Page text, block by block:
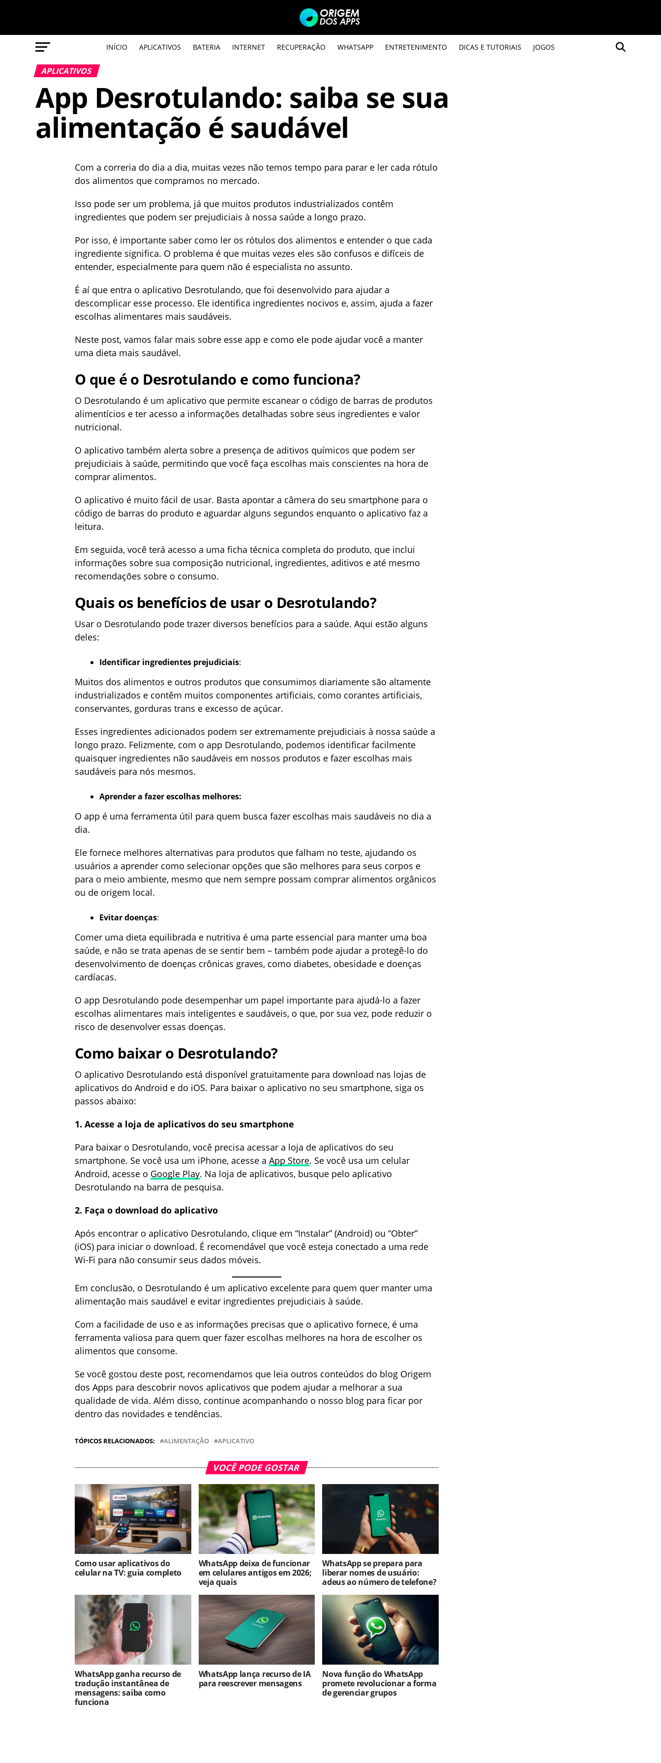
INÍCIO APLICATIVOS BATERIA INTERNET RECUPERAÇÃO WHATSAPP ENTRETENIMENTO DICAS E TUTORIAIS JOGOS
APLICATIVOS
App Desrotulando: saiba se sua
alimentação é saudável
Com a correria do dia a dia, muitas vezes não temos tempo para parar e ler cada rótulo
dos alimentos que compramos no mercado.
Isso pode ser um problema, já que muitos produtos industrializados contêm
ingredientes que podem ser prejudiciais à nossa saúde a longo prazo.
Por isso, é importante saber como ler os rótulos dos alimentos e entender o que cada
ingrediente significa. O problema é que muitas vezes eles são confusos e difíceis de
entender, especialmente para quem não é especialista no assunto.
É aí que entra o aplicativo Desrotulando, que foi desenvolvido para ajudar a
descomplicar esse processo. Ele identifica ingredientes nocivos e, assim, ajuda a fazer
escolhas alimentares mais saudáveis.
Neste post, vamos falar mais sobre esse app e como ele pode ajudar você a manter
uma dieta mais saudável.
O que é o Desrotulando e como funciona?
O Desrotulando é um aplicativo que permite escanear o código de barras de produtos
alimentícios e ter acesso a informações detalhadas sobre seus ingredientes e valor
nutricional.
O aplicativo também alerta sobre a presença de aditivos químicos que podem ser
prejudiciais à saúde, permitindo que você faça escolhas mais conscientes na hora de
comprar alimentos.
O aplicativo é muito fácil de usar. Basta apontar a câmera do seu smartphone para o
código de barras do produto e aguardar alguns segundos enquanto o aplicativo faz a
leitura.
Em seguida, você terá acesso a uma ficha técnica completa do produto, que inclui
informações sobre sua composição nutricional, ingredientes, aditivos e até mesmo
recomendações sobre o consumo.
Quais os benefícios de usar o Desrotulando?
Usar o Desrotulando pode trazer diversos benefícios para a saúde. Aqui estão alguns
deles:
Identificar ingredientes prejudiciais:
Muitos dos alimentos e outros produtos que consumimos diariamente são altamente
industrializados e contêm muitos componentes artificiais, como corantes artificiais,
conservantes, gorduras trans e excesso de açúcar.
Esses ingredientes adicionados podem ser extremamente prejudiciais à nossa saúde a
longo prazo. Felizmente, com o app Desrotulando, podemos identificar facilmente
quaisquer ingredientes não saudáveis em nossos produtos e fazer escolhas mais
saudáveis para nós mesmos.
Aprender a fazer escolhas melhores:
O app é uma ferramenta útil para quem busca fazer escolhas mais saudáveis no dia a
dia.
Ele fornece melhores alternativas para produtos que falham no teste, ajudando os
usuários a aprender como selecionar opções que são melhores para seus corpos e
para o meio ambiente, mesmo que nem sempre possam comprar alimentos orgânicos
ou de origem local.
Evitar doenças:
Comer uma dieta equilibrada e nutritiva é uma parte essencial para manter uma boa
saúde, e não se trata apenas de se sentir bem – também pode ajudar a protegê-lo do
desenvolvimento de doenças crônicas graves, como diabetes, obesidade e doenças
cardíacas.
O app Desrotulando pode desempenhar um papel importante para ajudá-lo a fazer
escolhas alimentares mais inteligentes e saudáveis, o que, por sua vez, pode reduzir o
risco de desenvolver essas doenças.
Como baixar o Desrotulando?
O aplicativo Desrotulando está disponível gratuitamente para download nas lojas de
aplicativos do Android e do iOS. Para baixar o aplicativo no seu smartphone, siga os
passos abaixo:
1. Acesse a loja de aplicativos do seu smartphone
Para baixar o Desrotulando, você precisa acessar a loja de aplicativos do seu
smartphone. Se você usa um iPhone, acesse a App Store. Se você usa um celular
Android, acesse o Google Play. Na loja de aplicativos, busque pelo aplicativo
Desrotulando na barra de pesquisa.
2. Faça o download do aplicativo
Após encontrar o aplicativo Desrotulando, clique em “Instalar” (Android) ou “Obter”
(iOS) para iniciar o download. É recomendável que você esteja conectado a uma rede
Wi-Fi para não consumir seus dados móveis.
Em conclusão, o Desrotulando é um aplicativo excelente para quem quer manter uma
alimentação mais saudável e evitar ingredientes prejudiciais à saúde.
Com a facilidade de uso e as informações precisas que o aplicativo fornece, é uma
ferramenta valiosa para quem quer fazer escolhas melhores na hora de escolher os
alimentos que consome.
Se você gostou deste post, recomendamos que leia outros conteúdos do blog Origem
dos Apps para descobrir novos aplicativos que podem ajudar a melhorar a sua
qualidade de vida. Além disso, continue acompanhando o nosso blog para ficar por
dentro das novidades e tendências.
TÓPICOS RELACIONADOS: ALIMENTAÇÃO APLICATIVO
VOCÊ PODE GOSTAR
Como usar aplicativos do
celular na TV: guia completo
WhatsApp deixa de funcionar
em celulares antigos em 2026;
veja quais
WhatsApp se prepara para
liberar nomes de usuário:
adeus ao número de telefone?
WhatsApp ganha recurso de
tradução instantânea de
mensagens: saiba como
funciona
WhatsApp lança recurso de IA
para reescrever mensagens
Nova função do WhatsApp
promete revolucionar a forma
de gerenciar grupos